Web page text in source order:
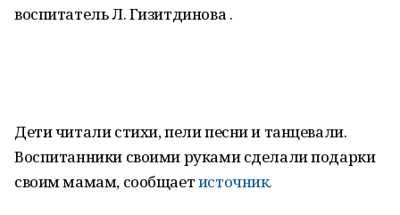
воспитатель Л. Гизитдинова .
Дети читали стихи, пели песни и танцевали.
Воспитанники своими руками сделали подарки
своим мамам, сообщаетисточник.